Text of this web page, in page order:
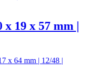
19 x 57 mm |